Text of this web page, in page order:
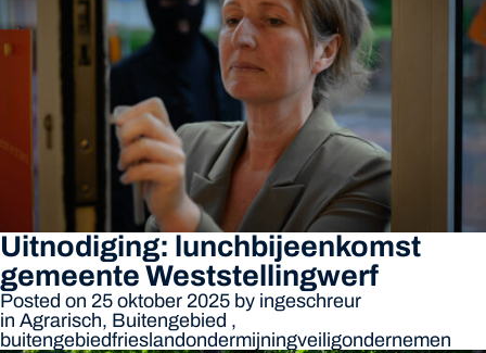
Uitnodiging: lunchbijeenkomst
gemeente Weststellingwerf
Posted on 25 oktober 2025 by ingeschreur
in Agrarisch, Buitengebied ,
buitengebiedfrieslandondermijningveiligondernemen